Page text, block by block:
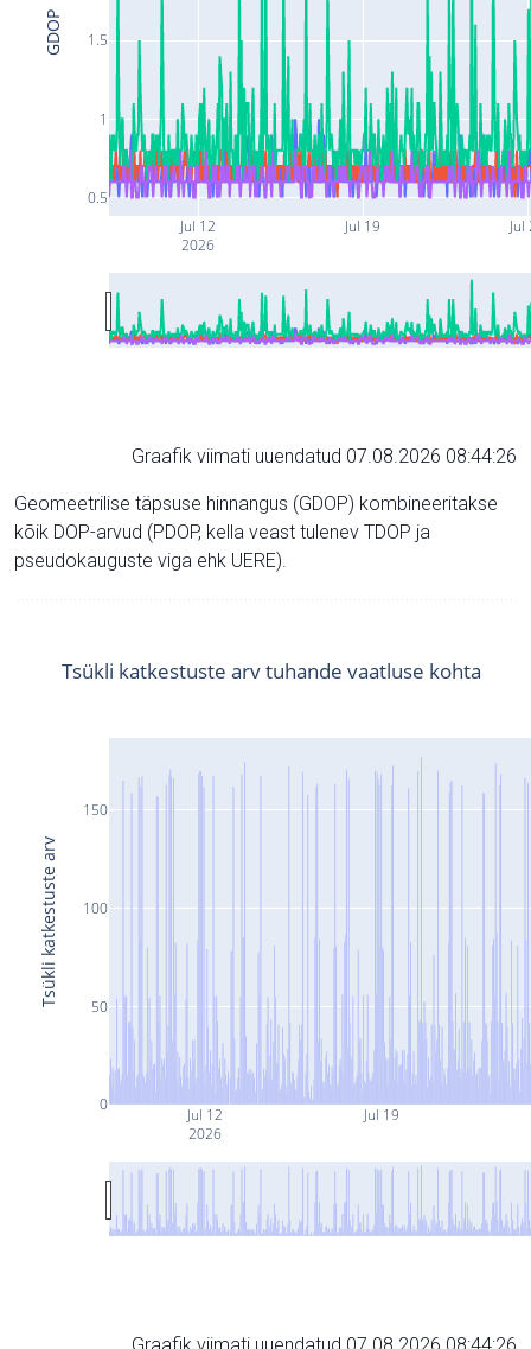
Jul 12
2026
Jul 19 Jul
0.5
1
1.5
GDOP
Graafik viimati uuendatud 07.08.2026 08:44:26
Geomeetrilise täpsuse hinnangus (GDOP) kombineeritakse
kõik DOP-arvud (PDOP, kella veast tulenev TDOP ja
pseudokauguste viga ehk UERE).
Jul 12
2026
Jul 19
0
50
100
150
Tsükli katkestuste arv tuhande vaatluse kohta
Tsükli katkestuste arv
Graafik viimati uuendatud 07.08.2026 08:44:26